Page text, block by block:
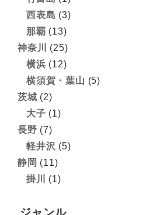
西表島 (3)
那覇 (13)
神奈川
(25)
横浜 (12)
横須賀・葉山 (5)
茨城 (2)
大子 (1)
長野 (7)
軽井沢 (5)
静岡 (11)
掛川
(1)
ジャンル